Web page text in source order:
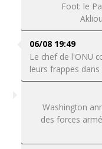
Foot: le
06/08 19:49
Le chef de l'ONU
leurs frappes
Washington
des forces